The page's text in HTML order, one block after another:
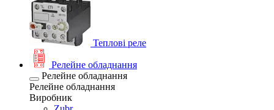
Теплові реле
Релейне обладнання
Релейне обладнання
Релейне обладнання
Виробник